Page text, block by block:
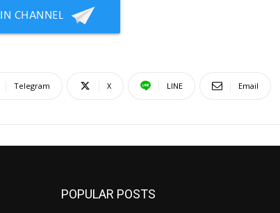
Telegram X LINE Email
POPULAR POSTS